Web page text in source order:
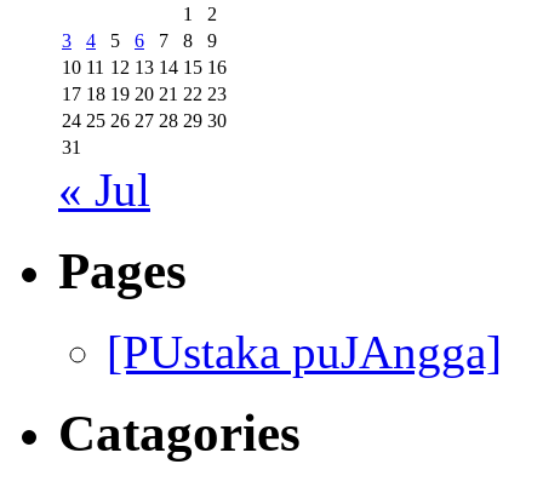
1
2
3
4 5 6 7 8
9
10 11 12 13 14 15 16
17 18 19 20 21 22 23
24 25 26 27 28 29 30
31
« Jul
Pages
[PUstaka puJAngga]
Catagories